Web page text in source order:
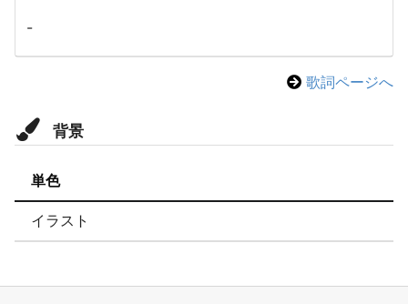
-
歌詞ページへ
背景
単色
イラスト